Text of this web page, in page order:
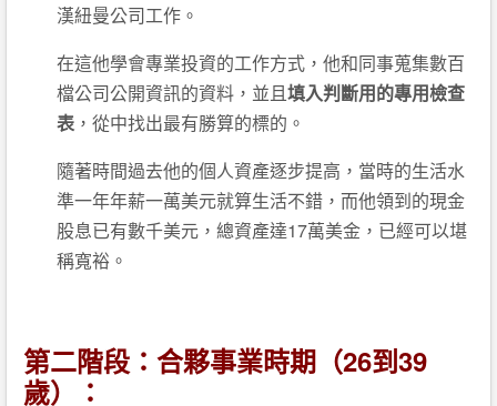
漢紐曼公司工作。
在這他學會專業投資的工作方式，他和同事蒐集數百
檔公司公開資訊的資料，並且填入判斷用的專用檢查
表 ，從中找出最有勝算的標的。
隨著時間過去他的個人資產逐步提高，當時的生活水
準一年年薪一萬美元就算生活不錯，而他領到的現金
股息已有數千美元，總資產達17萬美金，已經可以堪
稱寬裕。
第二階段：合夥事業時期（26到39
歲）：